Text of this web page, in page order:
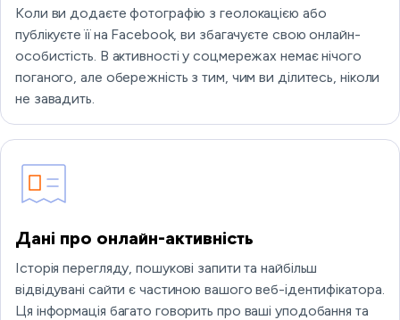
Коли ви додаєте фотографію з геолокацією або
публікуєте її на Facebook, ви збагачуєте свою онлайн-
особистість. В активності у соцмережах немає нічого
поганого, але обережність з тим, чим ви ділитесь, ніколи
не завадить.
Дані про онлайн-активність
Історія перегляду, пошукові запити та найбільш
відвідувані сайти є частиною вашого веб-ідентифікатора.
Ця інформація багато говорить про ваші уподобання та